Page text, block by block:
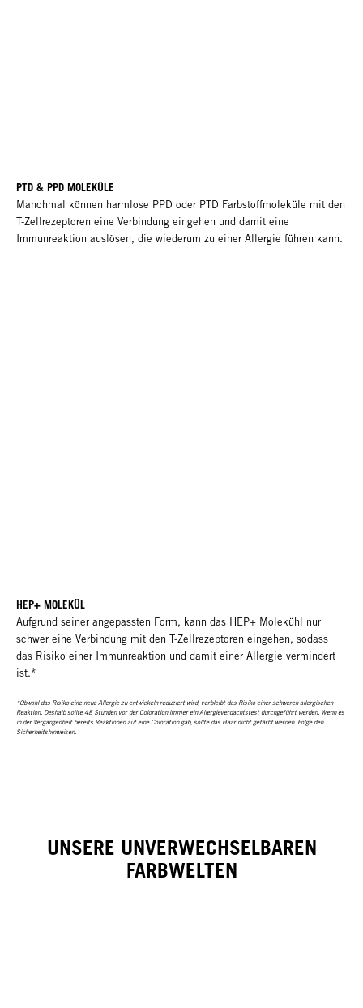
PTD & PPD MOLEKÜLE
Manchmal können harmlose PPD oder PTD Farbstoffmoleküle mit den
T-Zellrezeptoren eine Verbindung eingehen und damit eine
Immunreaktion auslösen, die wiederum zu einer Allergie führen kann.
HEP+ MOLEKÜL
Aufgrund seiner angepassten Form, kann das HEP+ Molekühl nur
schwer eine Verbindung mit den T-Zellrezeptoren eingehen, sodass
das Risiko einer Immunreaktion und damit einer Allergie vermindert
ist.*
*Obwohl das Risiko eine neue Allergie zu entwickeln reduziert wird, verbleibt das Risiko einer schweren allergischen
Reaktion. Deshalb sollte 48 Stunden vor der Coloration immer ein Allergieverdachtstest durchgeführt werden. Wenn es
in der Vergangenheit bereits Reaktionen auf eine Coloration gab, sollte das Haar nicht gefärbt werden. Folge den
Sicherheitshinweisen.
UNSERE UNVERWECHSELBAREN
FARBWELTEN